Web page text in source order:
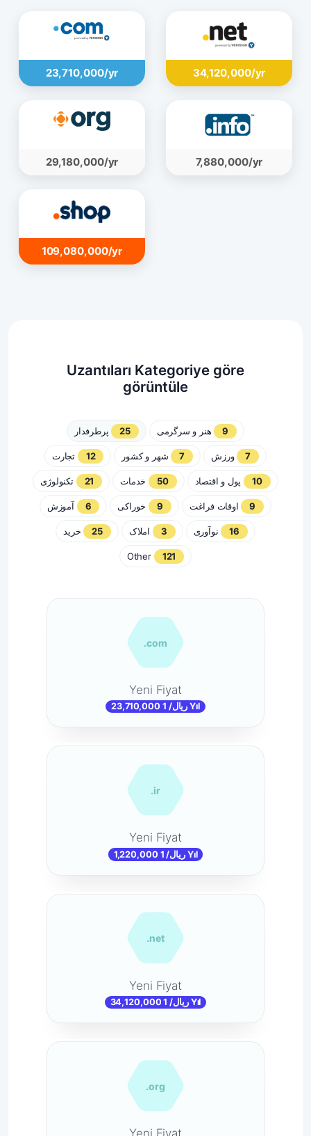
23,710,000/yr 34,120,000/yr
29,180,000/yr 7,880,000/yr
109,080,000/yr
Uzantıları Kategoriye göre
görüntüle
پرطرفدار 25 هنر و سرگرمی 9
12 شهر و کشور 7 ورزش 7
تکنولوژی 21 50 پول و اقتصاد 10
6 9 اوقات فراغت 9
خرید 25 3 نوآوری 16
Other 121
.com
Yeni Fiyat
23,710,000 ریال/ 1 Yıl
.ir
Yeni Fiyat
1,220,000 ریال/ 1 Yıl
.net
Yeni Fiyat
34,120,000 ریال/ 1 Yıl
.org